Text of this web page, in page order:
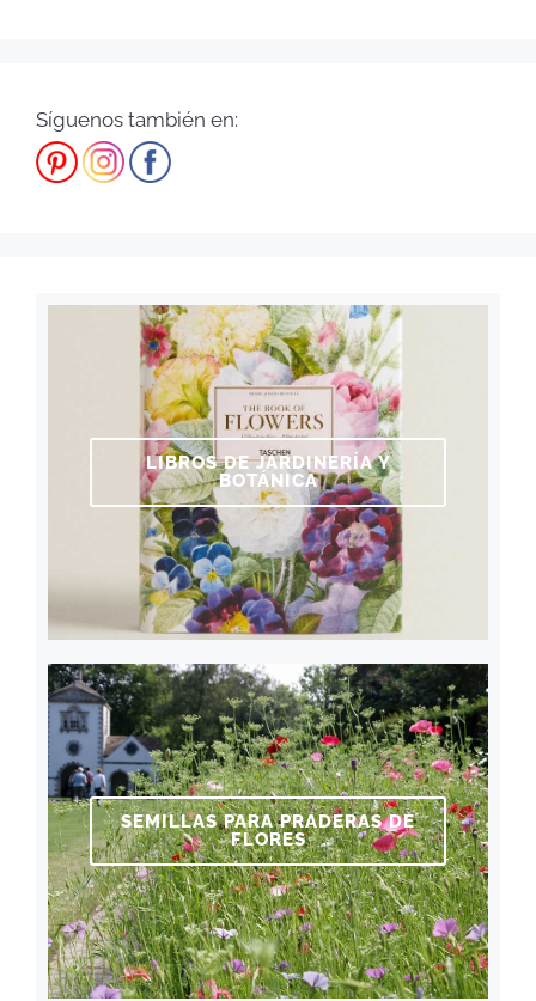
Síguenos también en:
LIBROS DE JARDINERÍA Y
BOTÁNICA
SEMILLAS PARA PRADERAS DE
FLORES